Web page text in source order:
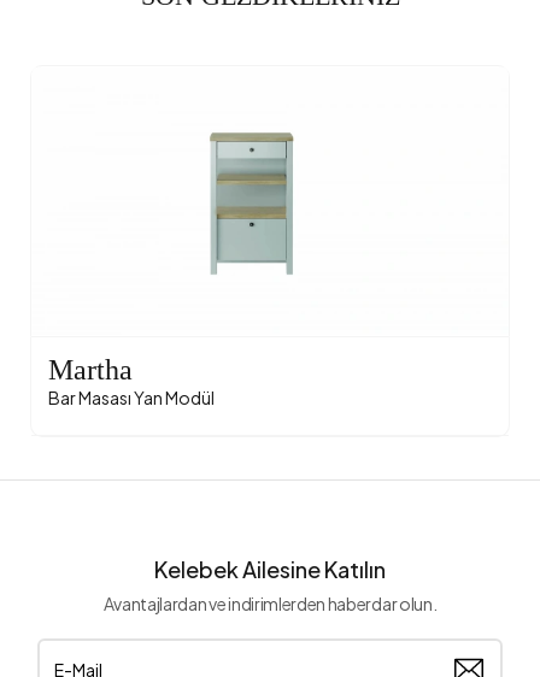
Martha
Bar Masası Yan Modül
Kelebek Ailesine Katılın
Avantajlardan ve indirimlerden haberdar olun.